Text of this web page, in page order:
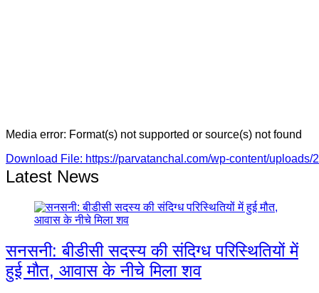
Media error: Format(s) not supported or source(s) not found
Download File: https://parvatanchal.com/wp-content/
Latest News
सनसनी: बीडीसी सदस्य की संदिग्ध परिस्थितियों में
हुई मौत, आवास के नीचे मिला शव